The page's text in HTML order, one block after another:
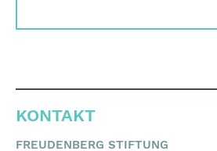
KONTAKT
FREUDENBERG STIFTUNG